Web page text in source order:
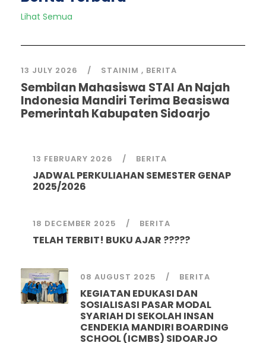
Lihat Semua
13 JULY 2026 STAINIM , BERITA
Sembilan Mahasiswa STAI An Najah
Indonesia Mandiri Terima Beasiswa
Pemerintah Kabupaten Sidoarjo
13 FEBRUARY 2026 BERITA
JADWAL PERKULIAHAN SEMESTER GENAP
2025/2026
18 DECEMBER 2025 BERITA
TELAH TERBIT! BUKU AJAR ?????
08 AUGUST 2025 BERITA
KEGIATAN EDUKASI DAN
SOSIALISASI PASAR MODAL
SYARIAH DI SEKOLAH INSAN
CENDEKIA MANDIRI BOARDING
SCHOOL (ICMBS) SIDOARJO